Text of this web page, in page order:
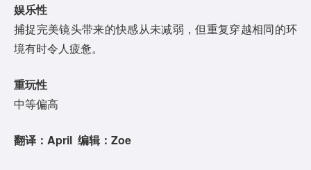
娱乐性
捕捉完美镜头带来的快感从未减弱，但重复穿越相同的环
境有时令人疲惫。
重玩性
中等偏高
翻译：April 编辑：Zoe